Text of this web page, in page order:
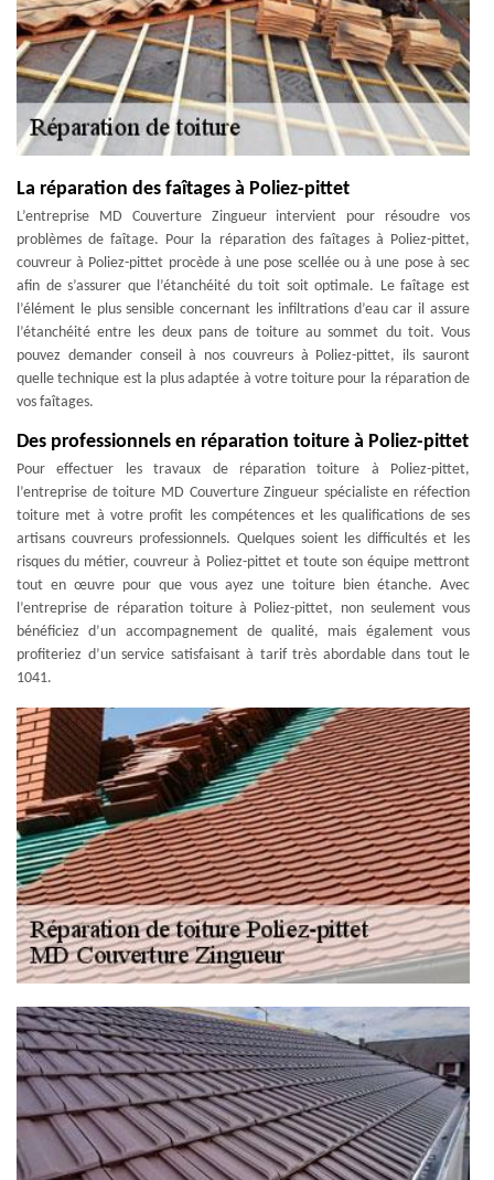
La réparation des faîtages à Poliez-pittet
L’entreprise MD Couverture Zingueur intervient pour résoudre vos
problèmes de faîtage. Pour la réparation des faîtages à Poliez-pittet,
couvreur à Poliez-pittet procède à une pose scellée ou à une pose à sec
afin de s’assurer que l’étanchéité du toit soit optimale. Le faîtage est
l’élément le plus sensible concernant les infiltrations d’eau car il assure
l’étanchéité entre les deux pans de toiture au sommet du toit. Vous
pouvez demander conseil à nos couvreurs à Poliez-pittet, ils sauront
quelle technique est la plus adaptée à votre toiture pour la réparation de
vos faîtages.
Des professionnels en réparation toiture à Poliez-pittet
Pour effectuer les travaux de réparation toiture à Poliez-pittet,
l’entreprise de toiture MD Couverture Zingueur spécialiste en réfection
toiture met à votre profit les compétences et les qualifications de ses
artisans couvreurs professionnels. Quelques soient les difficultés et les
risques du métier, couvreur à Poliez-pittet et toute son équipe mettront
tout en œuvre pour que vous ayez une toiture bien étanche. Avec
l’entreprise de réparation toiture à Poliez-pittet, non seulement vous
bénéficiez d’un accompagnement de qualité, mais également vous
profiteriez d’un service satisfaisant à tarif très abordable dans tout le
1041.